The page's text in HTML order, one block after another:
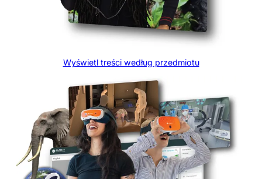
Kontrolowane środowisko nauki
Zestawy ClassVR są zablokowane z założenia,
zapewniając uczniom dostęp wyłącznie do
wyselekcjonowanych treści.
Analiza urządzeń